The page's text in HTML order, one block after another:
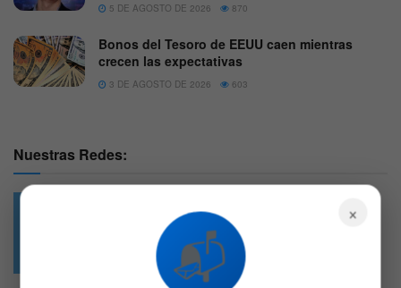
5 DE AGOSTO DE 2026 870
Bonos del Tesoro de EEUU caen mientras
crecen las expectativas
3 DE AGOSTO DE 2026 603
Nuestras Redes:
4.7k
Followers
×
📬